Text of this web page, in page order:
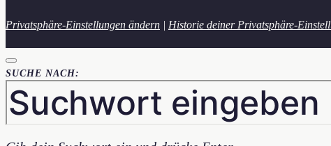
Privatsphäre-Einstellungen ändern | Historie deiner Privatsphäre-
SUCHE NACH: